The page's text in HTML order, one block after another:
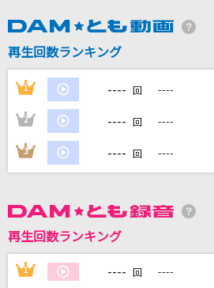
続ケタ…
[生音]#情とは
This is LAST
再生回数ランキング
1 ---- 回 ----
2 ---- 回 ----
3 ---- 回 ----
再生回数ランキング
1 ---- 回 ----